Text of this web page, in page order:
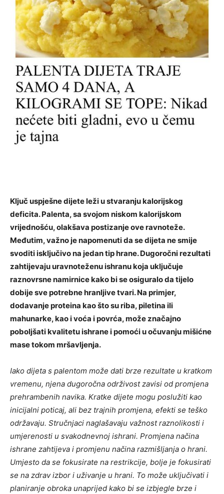
Ključ uspješne dijete leži u stvaranju kalorijskog
deficita. Palenta, sa svojom niskom kalorijskom
vrijednošću, olakšava postizanje ove ravnoteže.
Međutim, važno je napomenuti da se dijeta ne smije
svoditi isključivo na jedan tip hrane.Dugoročni rezultati
zahtijevaju uravnoteženu ishranu koja uključuje
raznovrsne namirnice kako bi se osiguralo da tijelo
dobije sve potrebne hranljive tvari. Na primjer,
dodavanje proteina kao što su riba, piletina ili
mahunarke, kao i voća i povrća, može značajno
poboljšati kvalitetu ishrane i pomoći u očuvanju mišićne
mase tokom mršavljenja.
Iako dijeta s palentom može dati brze rezultate u kratkom
vremenu, njena dugoročna održivost zavisi od promjena
prehrambenih navika. Kratke dijete mogu poslužiti kao
inicijalni poticaj, ali bez trajnih promjena, efekti se teško
održavaju. Stručnjaci naglašavaju važnost raznolikosti i
umjerenosti u svakodnevnoj ishrani. Promjena načina
ishrane zahtijeva i promjenu načina razmišljanja o hrani.
Umjesto da se fokusirate na restrikcije, bolje je fokusirati
se na zdrav izbor i uživanje u hrani. To može uključivati i
planiranje obroka unaprijed kako bi se izbjegle brze i